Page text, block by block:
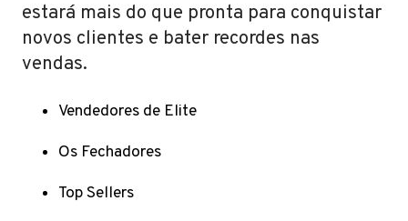
estará mais do que pronta para conquistar
novos clientes e bater recordes nas
vendas.
Vendedores de Elite
Os Fechadores
Top Sellers